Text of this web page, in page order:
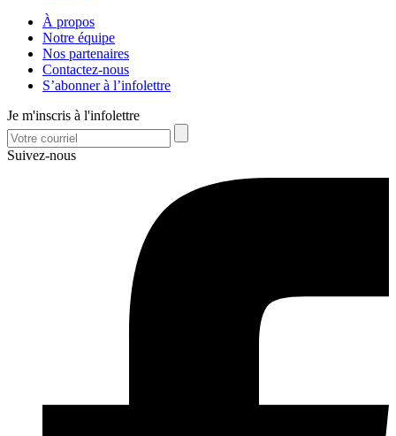
À propos
Notre équipe
Nos partenaires
Contactez-nous
S’abonner à l’infolettre
Je m'inscris à l'infolettre
Suivez-nous